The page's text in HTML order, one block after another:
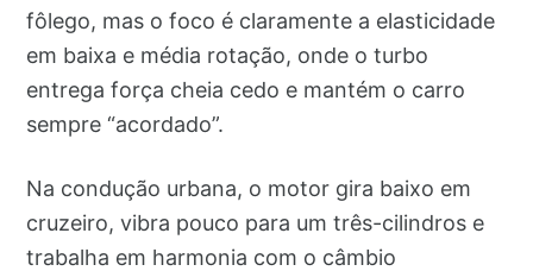
fôlego, mas o foco é claramente a elasticidade
em baixa e média rotação, onde o turbo
entrega força cheia cedo e mantém o carro
sempre “acordado”.
Na condução urbana, o motor gira baixo em
cruzeiro, vibra pouco para um três-cilindros e
trabalha em harmonia com o câmbio